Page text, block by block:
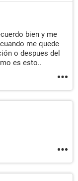
bien y me
me quede
o despues del
es esto..